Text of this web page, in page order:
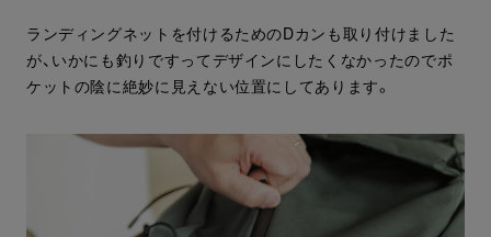
ランディングネットを付けるためのDカンも取り付けました
が、いかにも釣りですってデザインにしたくなかったのでポ
ケットの陰に絶妙に見えない位置にしてあります。